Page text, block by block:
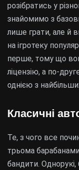
розібратись у
знайомимо з
лише грати, але й
на ігротеку
перше, тому що
ліцензію, а по-
однією з
Класичні
Те, з чого все
трьома
бандити. Однорукі,